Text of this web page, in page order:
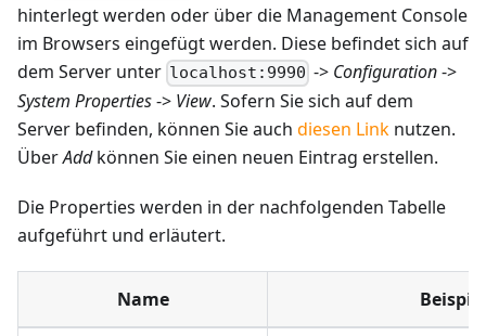
hinterlegt werden oder über die Management Console
im Browsers eingefügt werden. Diese befindet sich auf
dem Server unter localhost:9990 -> Configuration->
System Properties-> View. Sofern Sie sich auf dem
Server befinden, können Sie auch diesen Link nutzen.
ÜberAddkönnen Sie einen neuen Eintrag erstellen.
Die Properties werden in der nachfolgenden Tabelle
aufgeführt und erläutert.
Name